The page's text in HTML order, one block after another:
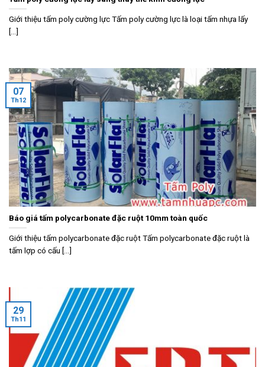
Giới thiệu tấm poly cường lực Tấm poly cường lực là loại tấm nhựa lấy
[...]
Báo giá tấm polycarbonate đặc ruột 10mm toàn quốc
Giới thiệu tấm polycarbonate đặc ruột Tấm polycarbonate đặc ruột là
tấm lợp có cấu [...]
07
Th12
29
Th11